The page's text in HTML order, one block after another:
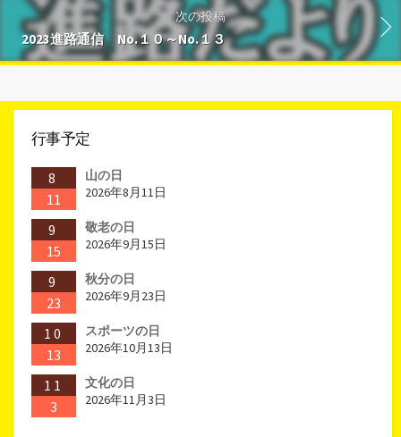
次の投稿
2023進路通信 No.１０～No.１３
行事予定
8
11
山の日
2026年8月11日
9
15
敬老の日
2026年9月15日
9
23
秋分の日
2026年9月23日
10
13
スポーツの日
2026年10月13日
11
3
文化の日
2026年11月3日